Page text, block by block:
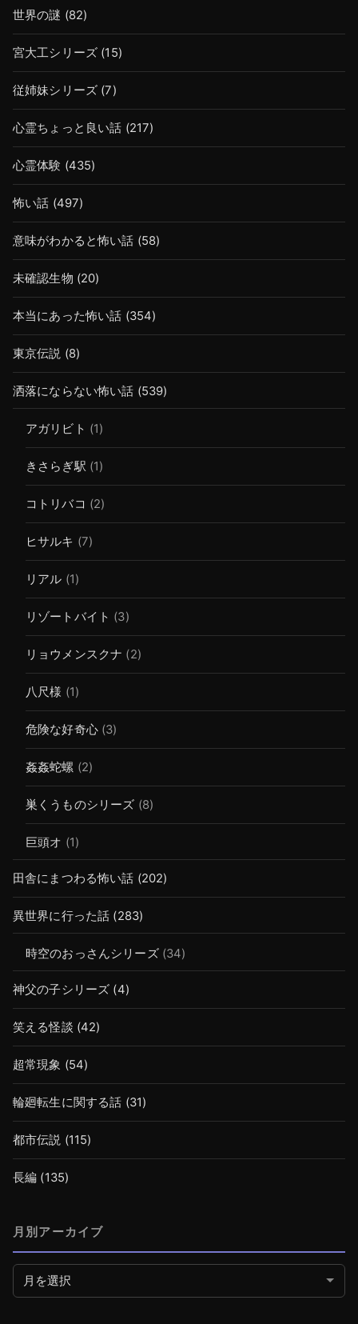
世界の謎 (82)
宮大工シリーズ (15)
従姉妹シリーズ (7)
心霊ちょっと良い話 (217)
心霊体験 (435)
怖い話 (497)
意味がわかると怖い話 (58)
未確認生物 (20)
本当にあった怖い話 (354)
東京伝説 (8)
洒落にならない怖い話 (539)
アガリビト (1)
きさらぎ駅 (1)
コトリバコ (2)
ヒサルキ (7)
リアル (1)
リゾートバイト (3)
リョウメンスクナ (2)
八尺様 (1)
危険な好奇心(3)
姦姦蛇螺 (2)
巣くうものシリーズ (8)
巨頭オ (1)
田舎にまつわる怖い話 (202)
異世界に行った話 (283)
時空のおっさんシリーズ(34)
神父の子シリーズ (4)
笑える怪談 (42)
超常現象 (54)
輪廻転生に関する話 (31)
都市伝説 (115)
長編 (135)
月別アーカイブ
月別アーカイブ